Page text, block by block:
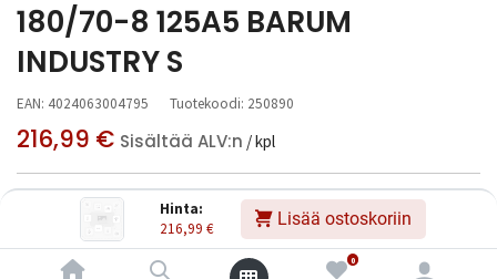
Hinta:
216,99 € Lisää ostoskoriin
0
180/70-8 125A5 BARUM
INDUSTRY S
EAN: 4024063004795 Tuotekoodi: 250890
216,99 € Sisältää ALV:n / kpl
Toimittajilla (ulkomaa):
Saatavilla
Toimitusaika:
3 arkipäivää